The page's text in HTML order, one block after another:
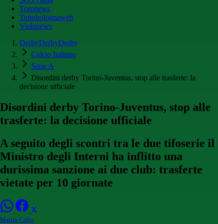
Toronews
Tuttobolognaweb
Violanews
DerbyDerbyDerby
Calcio Italiano
Serie A
Disordini derby Torino-Juventus, stop alle trasferte: la
decisione ufficiale
Disordini derby Torino-Juventus, stop alle
trasferte: la decisione ufficiale
A seguito degli scontri tra le due tifoserie il
Ministro degli Interni ha inflitto una
durissima sanzione ai due club: trasferte
vietate per 10 giornate
Mattia Celio